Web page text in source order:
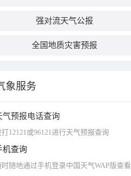
强对流天气公报
全国地质灾害预报
象服务
气预报电话查询
打12121或96121进行天气预报查询
机查询
时随地通过手机登录中国天气WAP版查看